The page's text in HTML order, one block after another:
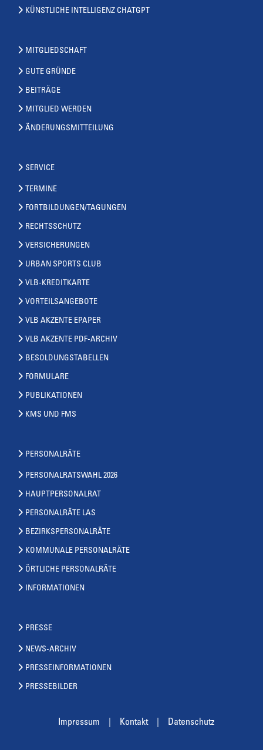
KÜNSTLICHE INTELLIGENZ CHATGPT
MITGLIEDSCHAFT
GUTE GRÜNDE
BEITRÄGE
MITGLIED WERDEN
ÄNDERUNGSMITTEILUNG
SERVICE
TERMINE
FORTBILDUNGEN/TAGUNGEN
RECHTSSCHUTZ
VERSICHERUNGEN
URBAN SPORTS CLUB
VLB-KREDITKARTE
VORTEILSANGEBOTE
VLB AKZENTE EPAPER
VLB AKZENTE PDF-ARCHIV
BESOLDUNGSTABELLEN
FORMULARE
PUBLIKATIONEN
KMS UND FMS
PERSONALRÄTE
PERSONALRATSWAHL 2026
HAUPTPERSONALRAT
PERSONALRÄTE LAS
BEZIRKSPERSONALRÄTE
KOMMUNALE PERSONALRÄTE
ÖRTLICHE PERSONALRÄTE
INFORMATIONEN
PRESSE
NEWS-ARCHIV
PRESSEINFORMATIONEN
PRESSEBILDER
Impressum Kontakt Datenschutz